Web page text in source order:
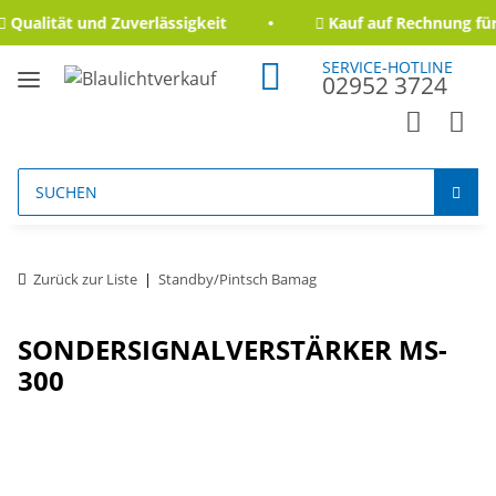
und Zuverlässigkeit Kauf auf Rechnung für
SERVICE-HOTLINE
02952 3724
Zurück zur Liste Standby/Pintsch Bamag
SONDERSIGNALVERSTÄRKER MS-
300